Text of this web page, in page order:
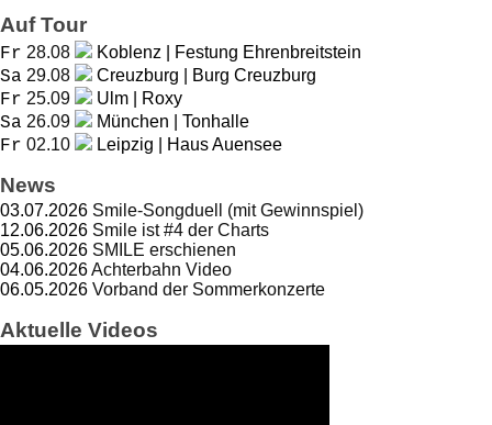
Auf Tour
Fr 28.08 Koblenz | Festung Ehrenbreitstein
Sa 29.08 Creuzburg | Burg Creuzburg
Fr 25.09 Ulm | Roxy
Sa 26.09 München | Tonhalle
Fr 02.10 Leipzig | Haus Auensee
News
03.07.2026 Smile-Songduell (mit Gewinnspiel)
12.06.2026 Smile ist #4 der Charts
05.06.2026 SMILE erschienen
04.06.2026Achterbahn Video
06.05.2026 Vorband der Sommerkonzerte
Aktuelle Videos